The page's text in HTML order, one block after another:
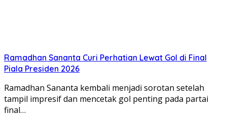
Ramadhan Sananta Curi Perhatian Lewat Gol di Final
Piala Presiden 2026
Ramadhan Sananta kembali menjadi sorotan setelah
tampil impresif dan mencetak gol penting pada partai
final…